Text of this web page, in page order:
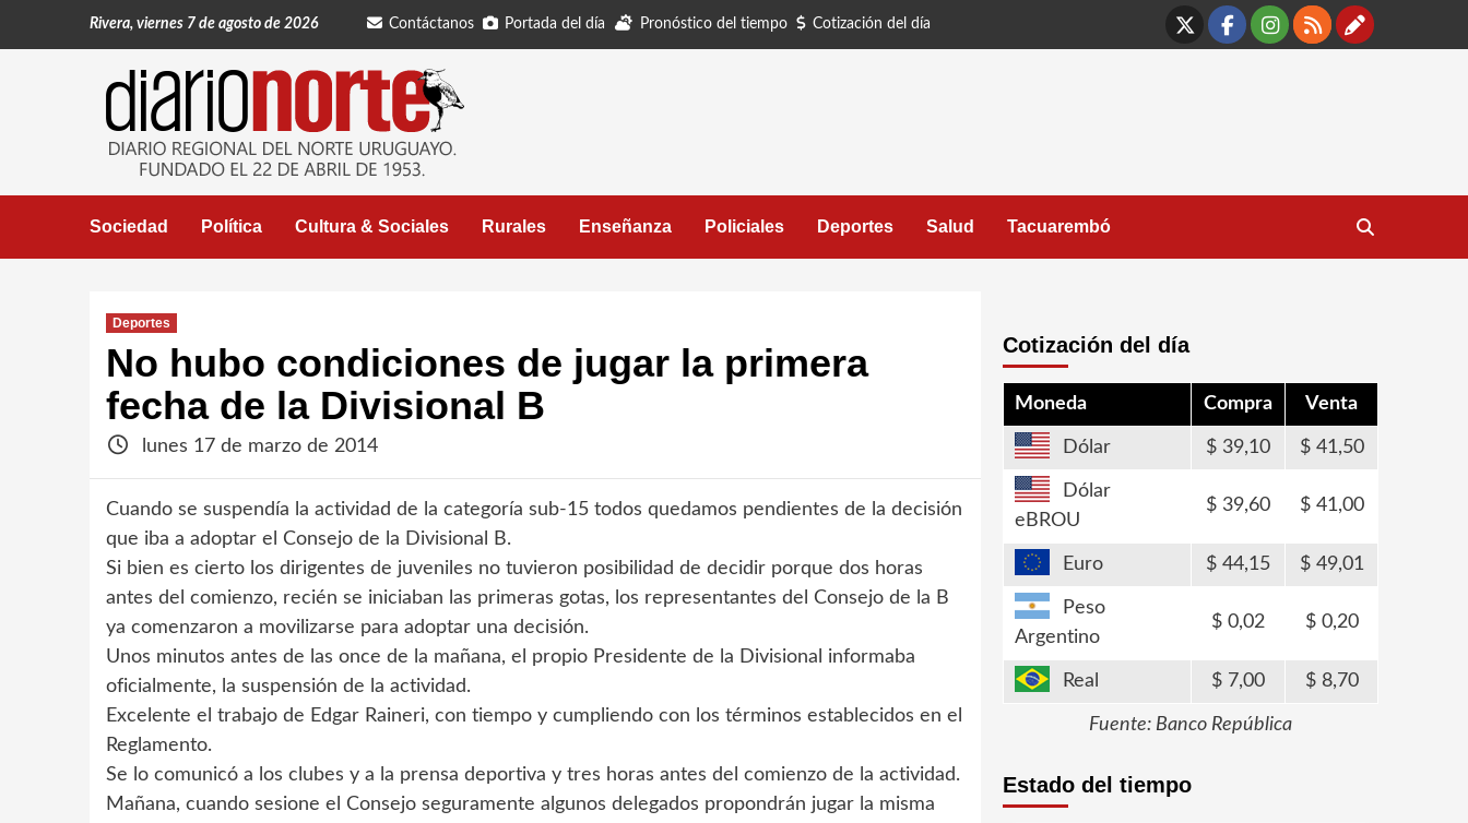
Rivera, viernes 7 de agosto de 2026 Contáctanos Portada del día Pronóstico del tiempo Cotización del día
X Facebook
Instagram
RSS
Sociedad Política Cultura & Sociales Rurales Enseñanza Policiales Deportes Salud Tacuarembó
Deportes
No hubo condiciones de jugar la primera
fecha de la Divisional B
lunes 17 de marzo de 2014
Cuando se suspendía la actividad de la categoría sub-15 todos quedamos pendientes de la decisión
que iba a adoptar el Consejo de la Divisional B.
Si bien es cierto los dirigentes de juveniles no tuvieron posibilidad de decidir porque dos horas
antes del comienzo, recién se iniciaban las primeras gotas, los representantes del Consejo de la B
ya comenzaron a movilizarse para adoptar una decisión.
Unos minutos antes de las once de la mañana, el propio Presidente de la Divisional informaba
oficialmente, la suspensión de la actividad.
Excelente el trabajo de Edgar Raineri, con tiempo y cumpliendo con los términos establecidos en el
Reglamento.
Se lo comunicó a los clubes y a la prensa deportiva y tres horas antes del comienzo de la actividad.
Mañana, cuando sesione el Consejo seguramente algunos delegados propondrán jugar la misma
Cotización del día
Moneda Compra Venta
Dólar 39,10 41,50
Dólar
eBROU
39,60 41,00
Euro 44,15 49,01
Peso
Argentino
0,02 0,20
Real 7,00 8,70
Fuente: Banco República
Estado del tiempo